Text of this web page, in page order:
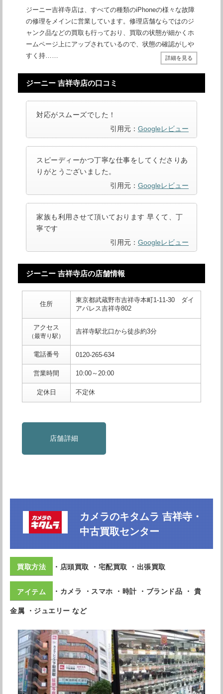
ジーニー吉祥寺店は、すべての種類のiPhoneの様々な故障
の修理をメインに営業しています。修理店舗ならではのジ
ャンク品などの買取も行っており、買取の状態が細かくホ
ームページ上にアップされているので、状態の確認がしや
すく持……
詳細を見る
ジーニー 吉祥寺店の口コミ
対応がスムーズでした！
引用元： Googleレビュー
スピーディーかつ丁寧な仕事をしてくださりあ
りがとうございました。
引用元： Googleレビュー
家族も利用させて頂いております 早くて、丁
寧です
引用元： Googleレビュー
ジーニー 吉祥寺店の店舗情報
住所
東京都武蔵野市吉祥寺本町1-11-30 ダイ
アパレス吉祥寺802
アクセス
（最寄り駅）
吉祥寺駅北口から徒歩約3分
電話番号 0120-265-634
営業時間 10:00～20:00
定休日 不定休
店舗詳細
カメラのキタムラ 吉祥寺・
中古買取センター
・店頭買取 ・宅配買取 ・出張買取
・カメラ ・スマホ ・時計 ・ブランド品 ・ 貴
金属 ・ジュエリー など